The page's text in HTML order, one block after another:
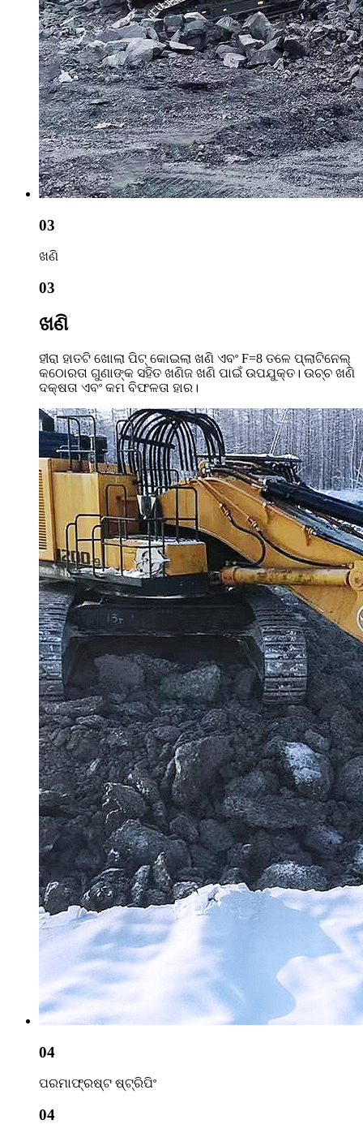
03
ଖଣି
03
ଖଣି
ହୀରା ହାତଟି ଖୋଲା ପିଟ୍ କୋଇଲା ଖଣି ଏବଂ F=8 ତଳେ ପ୍ଲାଟିନେଲ୍
କଠୋରତା ଗୁଣାଙ୍କ ସହିତ ଖଣିଜ ଖଣି ପାଇଁ ଉପଯୁକ୍ତ। ଉଚ୍ଚ ଖଣି
ଦକ୍ଷତା ଏବଂ କମ ବିଫଳତା ହାର।
04
ପରମାଫ୍ରଷ୍ଟ ଷ୍ଟ୍ରିପିଂ
04